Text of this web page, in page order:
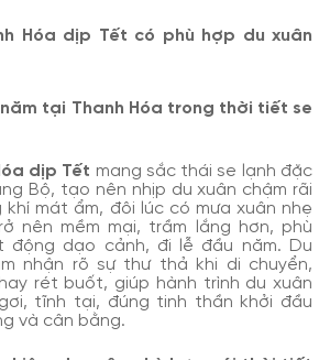
Hóa dịp Tết có phù hợp du xuân
năm tại Thanh Hóa trong thời tiết se
dịp Tết mang sắc thái se lạnh đặc
Bộ, tạo nên nhịp du xuân chậm rãi
khí mát ẩm, đôi lúc có mưa xuân nhẹ
nên mềm mại, trầm lắng hơn, phù
động dạo cảnh, đi lễ đầu năm. Du
nhận rõ sự thư thả khi di chuyển,
rét buốt, giúp hành trình du xuân
tĩnh tại, đúng tinh thần khởi đầu
và cân bằng.